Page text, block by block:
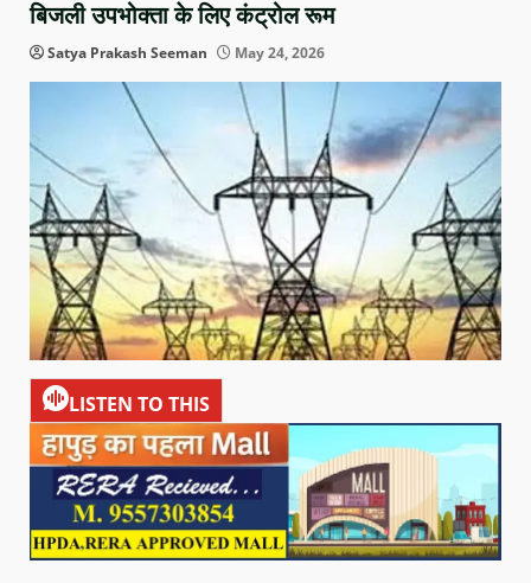
बिजली उपभोक्ता के लिए कंट्रोल रूम
Satya Prakash Seeman May 24, 2026
LISTEN TO THIS